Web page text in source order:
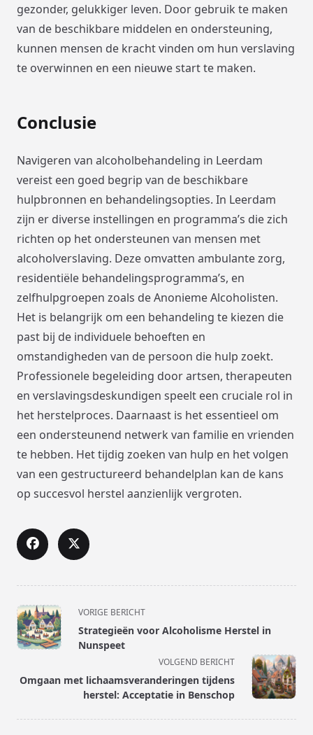
gezonder, gelukkiger leven. Door gebruik te maken
van de beschikbare middelen en ondersteuning,
kunnen mensen de kracht vinden om hun verslaving
te overwinnen en een nieuwe start te maken.
Conclusie
Navigeren van alcoholbehandeling in Leerdam
vereist een goed begrip van de beschikbare
hulpbronnen en behandelingsopties. In Leerdam
zijn er diverse instellingen en programma’s die zich
richten op het ondersteunen van mensen met
alcoholverslaving. Deze omvatten ambulante zorg,
residentiële behandelingsprogramma’s, en
zelfhulpgroepen zoals de Anonieme Alcoholisten.
Het is belangrijk om een behandeling te kiezen die
past bij de individuele behoeften en
omstandigheden van de persoon die hulp zoekt.
Professionele begeleiding door artsen, therapeuten
en verslavingsdeskundigen speelt een cruciale rol in
het herstelproces. Daarnaast is het essentieel om
een ondersteunend netwerk van familie en vrienden
te hebben. Het tijdig zoeken van hulp en het volgen
van een gestructureerd behandelplan kan de kans
op succesvol herstel aanzienlijk vergroten.
<span
class="nav-
subtitle
reader-
text">Pagina</span>
VORIGE BERICHT
Strategieën voor Alcoholisme Herstel in
Nunspeet
VOLGEND BERICHT
Omgaan met lichaamsveranderingen tijdens
herstel: Acceptatie in Benschop